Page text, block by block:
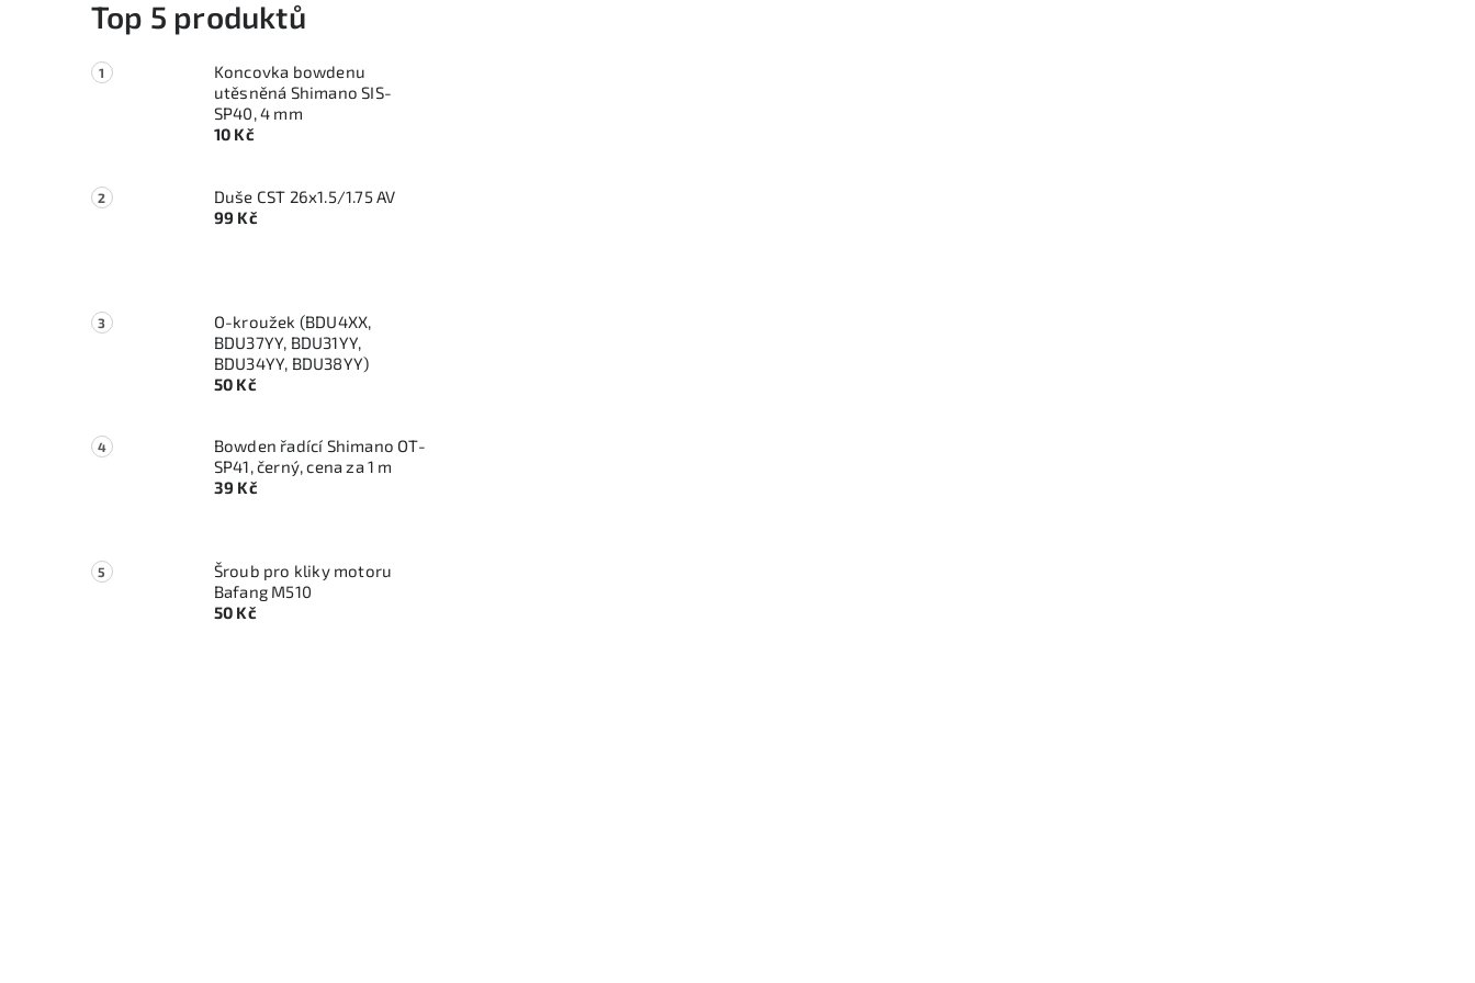
Top 5 produktů
Koncovka bowdenu
utěsněná Shimano SIS-
SP40, 4 mm
10 Kč
Duše CST 26x1.5/1.75 AV
99 Kč
O-kroužek (BDU4XX,
BDU37YY, BDU31YY,
BDU34YY, BDU38YY)
50 Kč
Bowden řadící Shimano OT-
SP41, černý, cena za 1 m
39 Kč
Šroub pro kliky motoru
Bafang M510
50 Kč